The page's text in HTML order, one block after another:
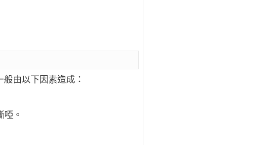
由以下因素造成：
。